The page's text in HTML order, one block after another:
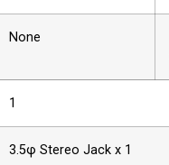
None
1
3.5φ Stereo Jack x 1